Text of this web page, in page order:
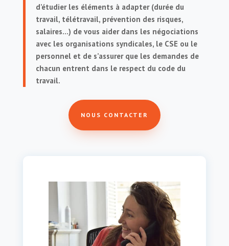
d’étudier les éléments à adapter (durée du
travail, télétravail, prévention des risques,
salaires…) de vous aider dans les négociations
avec les organisations syndicales, le CSE ou le
personnel et de s’assurer que les demandes de
chacun entrent dans le respect du code du
travail.
NOUS CONTACTER